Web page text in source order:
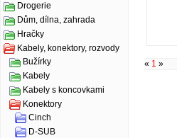
Drogerie
Dům, dílna, zahrada
Hračky
Kabely, konektory, rozvody
Bužírky
Kabely
Kabely s koncovkami
Konektory
Cinch
D-SUB
« 1 »